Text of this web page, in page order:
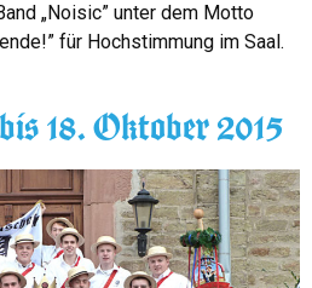
„Noisic” unter dem Motto
für Hochstimmung im Saal.
18. Oktober 2015